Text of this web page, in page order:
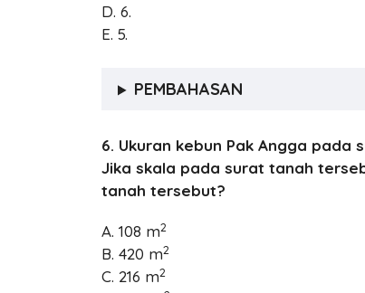
D. 6.
E. 5.
PEMBAHASAN
6. Ukuran kebun Pak Angga pada
Jika skala pada surat tanah
tanah tersebut?
A. 108 m2
B. 420 m2
C. 216 m2